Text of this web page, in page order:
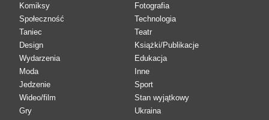
Komiksy
Społeczność
Taniec
Design
Wydarzenia
Moda
Jedzenie
Wideo/film
Gry
Fotografia
Technologia
Teatr
Książki/Publikacje
Edukacja
Inne
Sport
Stan wyjątkowy
Ukraina